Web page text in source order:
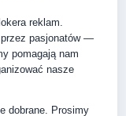
reklam.
przez pasjonatów —
pomagają nam
nasze
dobrane. Prosimy